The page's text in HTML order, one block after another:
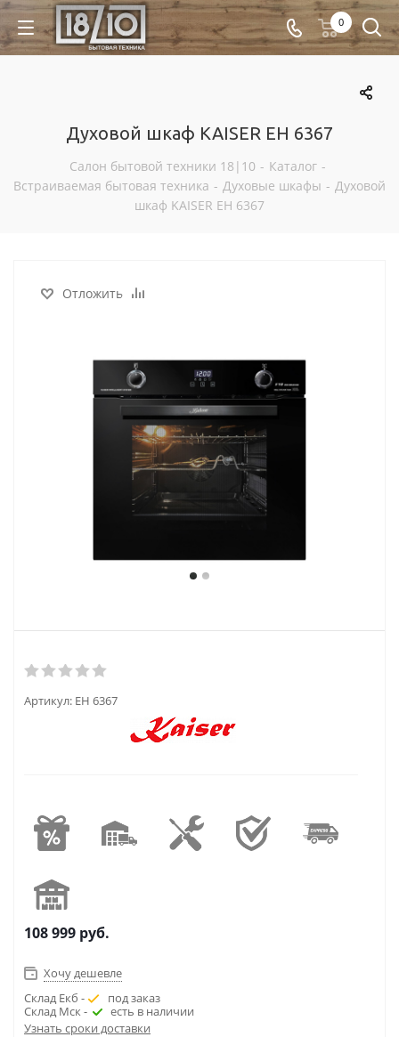
0
Духовой шкаф KAISER EH 6367
Салон бытовой техники 18|10 - Каталог -
Встраиваемая бытовая техника - Духовые шкафы - Духовой
шкаф KAISER EH 6367
Отложить
Артикул: EH 6367
108 999 руб.
Хочу дешевле
Склад Екб -
под заказ
Склад Мск -
есть в наличии
Узнать сроки доставки